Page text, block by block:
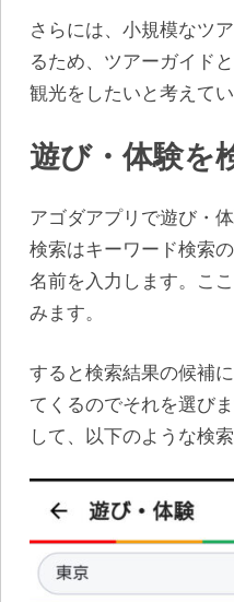
さらには、小規模なツ
るため、ツアーガイド
観光をしたいと考えて
遊び・体験を
アゴダアプリで遊び・
検索はキーワード検索
名前を入力します。こ
みます。
すると検索結果の候補
てくるのでそれを選び
して、以下のような検